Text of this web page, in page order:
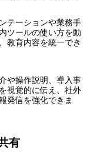
テーションや業務手
ツールの使い方を動
教育内容を統一でき
や操作説明、導入事
視覚的に伝え、社外
発信を強化できま
有